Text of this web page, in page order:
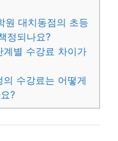
원 대치동점의 초등
정되나요?
계별 수강료 차이가
의 수강료는 어떻게
?